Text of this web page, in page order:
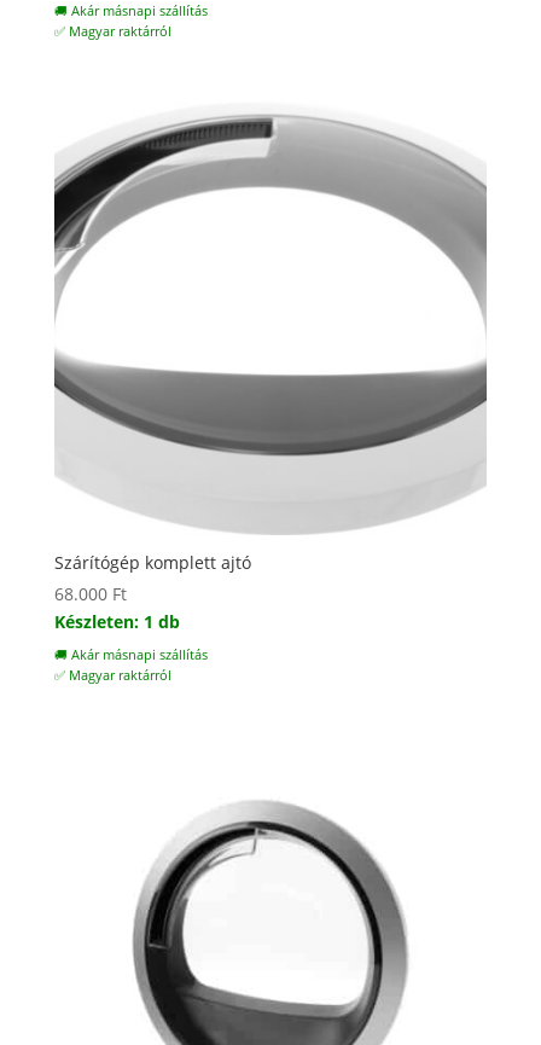
🚚 Akár másnapi szállítás
✅ Magyar raktárról
Szárítógép komplett ajtó
68.000 Ft
Készleten: 1 db
🚚 Akár másnapi szállítás
✅ Magyar raktárról